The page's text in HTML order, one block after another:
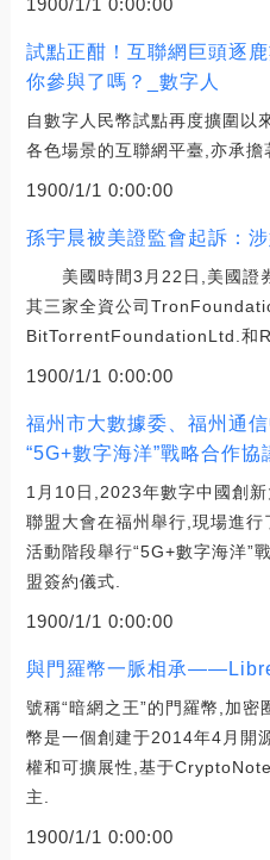
1900/1/1 0:00:00
試點正酣！互聯網巨頭逐
你參與了嗎？_數字人
自數字人民幣試點再度擴圍以
各色場景的互聯網平臺,亦承擔
1900/1/1 0:00:00
孫宇晨被美證監會起訴：
美國時間3月22日,美國證券
其三家全資公司
BitTorrentFoundationLtd.和
1900/1/1 0:00:00
福州市大數據委、福州通
“5G+數字海洋”戰略合作協
1月10日,2023年數字中國創
聯盟大會在福州舉行,現場進
活動階段舉行“5G+數字海洋”
盟簽約儀式.
1900/1/1 0:00:00
與門羅幣一脈相承
號稱“暗網之王”的門羅幣,加
幣是一個創建于2014年4月開
權和可擴展性,基于
主.
1900/1/1 0:00:00